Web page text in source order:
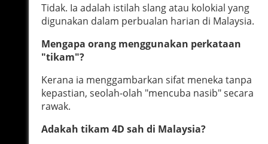
Tidak. Ia adalah istilah slang atau kolokial yang
digunakan dalam perbualan harian di Malaysia.
Mengapa orang menggunakan perkataan
"tikam"?
Kerana ia menggambarkan sifat meneka tanpa
kepastian, seolah-olah "mencuba nasib" secara
rawak.
Adakah tikam 4D sah di Malaysia?